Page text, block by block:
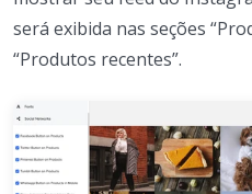
será exibida nas seções
“Produtos recentes”.